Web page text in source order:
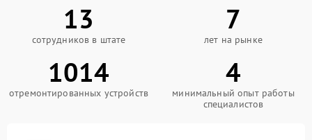
13
сотрудников в штате
7
лет на рынке
1014
отремонтированных устройств
4
минимальный опыт работы
специалистов